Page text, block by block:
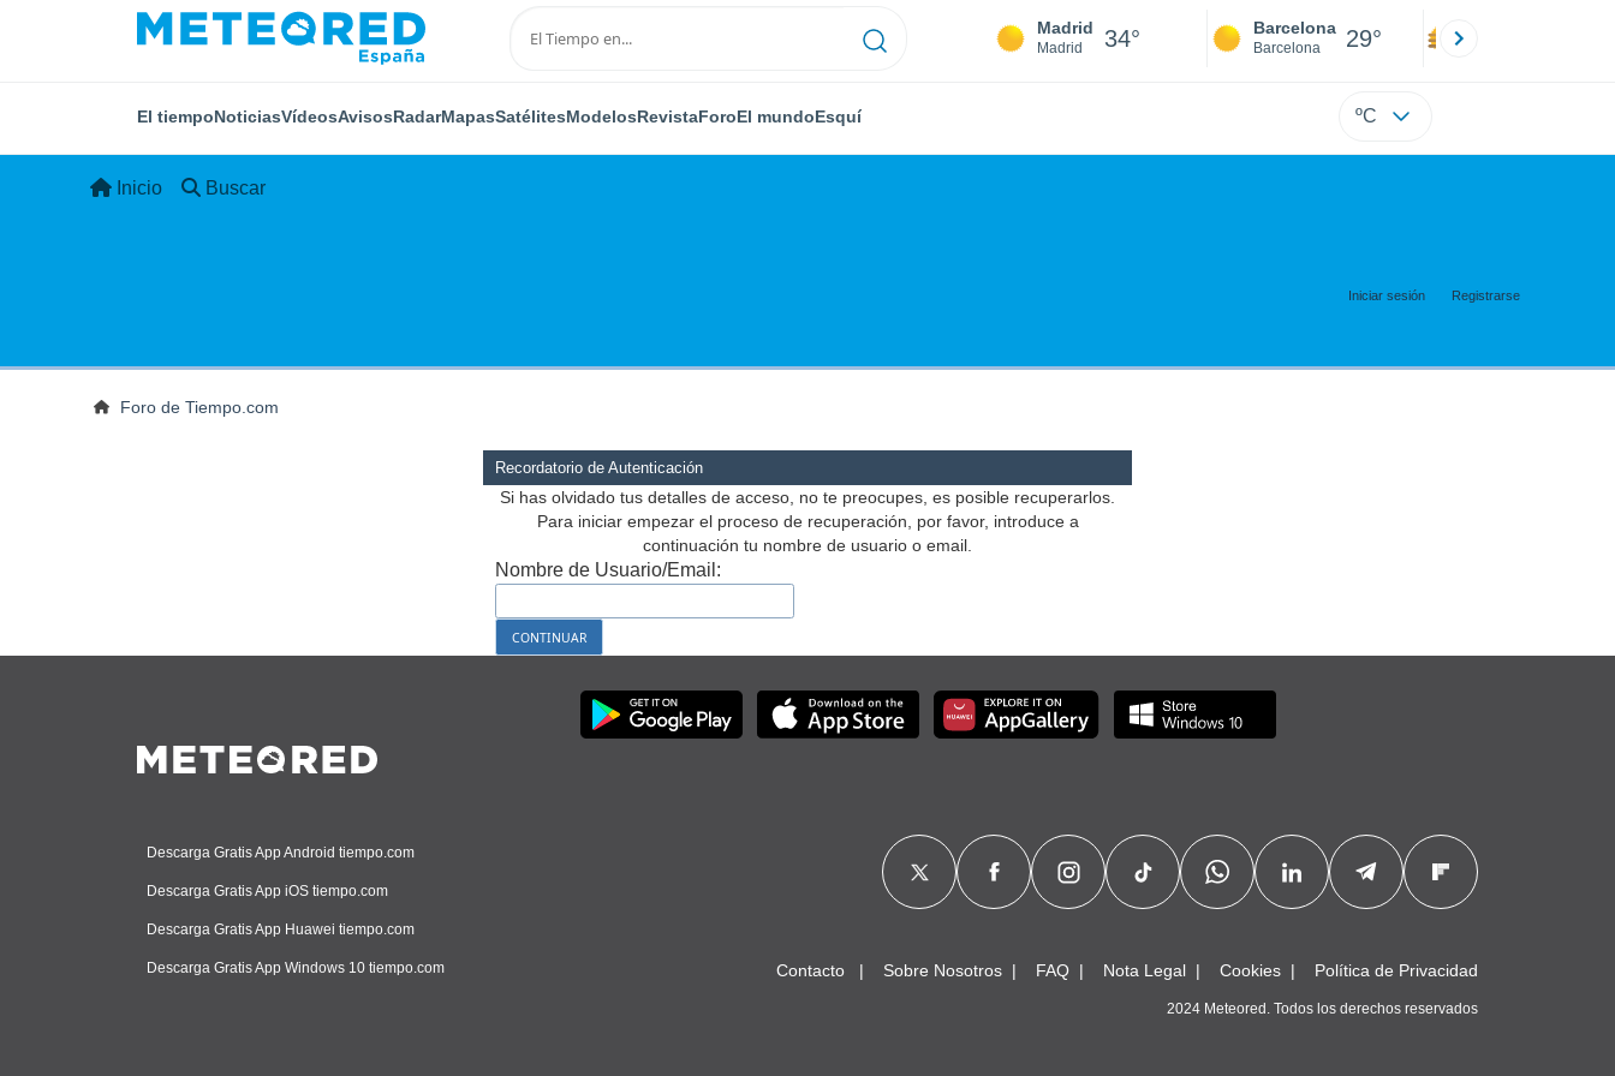
Madrid
Madrid 34° Barcelona
Barcelona 29°
El tiempoNoticiasVídeosAvisosRadarMapasSatélitesModelosRevistaForoEl mundoEsquí ºC
Inicio Buscar
Iniciar sesión Registrarse
Foro de Tiempo.com
Recordatorio de Autenticación
Si has olvidado tus detalles de acceso, no te preocupes, es posible recuperarlos.
Para iniciar empezar el proceso de recuperación, por favor, introduce a
continuación tu nombre de usuario o email.
Nombre de Usuario/Email:
Descarga Gratis App Android tiempo.com
Descarga Gratis App iOS tiempo.com
Descarga Gratis App Huawei tiempo.com
Descarga Gratis App Windows 10 tiempo.com Contacto Sobre Nosotros FAQ Nota Legal Cookies Política de Privacidad
2024 Meteored. Todos los derechos reservados